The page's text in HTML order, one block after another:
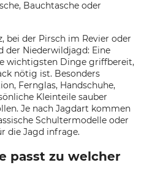
Bauchtasche oder
bei der Pirsch im Revier oder
der Niederwildjagd: Eine
wichtigsten Dinge griffbereit,
nötig ist. Besonders
Fernglas, Handschuhe,
Kleinteile sauber
Je nach Jagdart kommen
Schultermodelle oder
die Jagd infrage.
passt zu welcher